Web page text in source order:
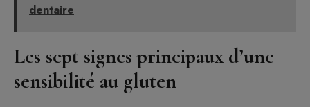
dentaire
Les sept signes principaux d’une
sensibilité au gluten